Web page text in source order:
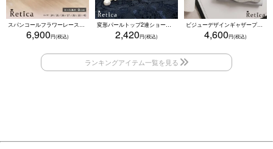
スパンコールフラワーレースアンクルストラップハイヒールセパレートパンプス (ベージュ)
6,900
変形パールトップ2連ショートパールネックレス(ホワイト)
2,420
ビジューデザインギャザープリーツ入り2wayバッグ(ベージュ/シルバー/ブラック)
4,600